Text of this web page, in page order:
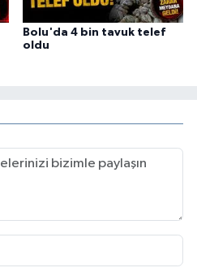
Bolu'da 4 bin tavuk telef
oldu